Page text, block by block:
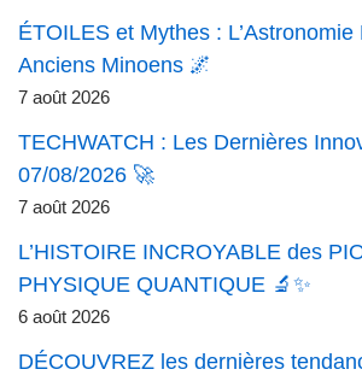
ÉTOILES et Mythes :
Anciens Minoens 🌌
7 août 2026
TECHWATCH : Les Dernières
07/08/2026 🚀
7 août 2026
L’HISTOIRE INCROYABLE des
PHYSIQUE QUANTIQUE 🔬✨
6 août 2026
DÉCOUVREZ les dernières